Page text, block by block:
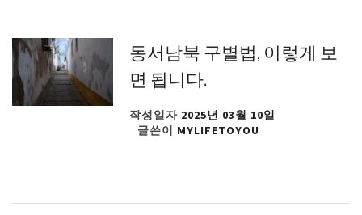
동서남북 구별법, 이렇게 보
면 됩니다.
작성일자 2025년 03월 10일
글쓴이 MYLIFETOYOU